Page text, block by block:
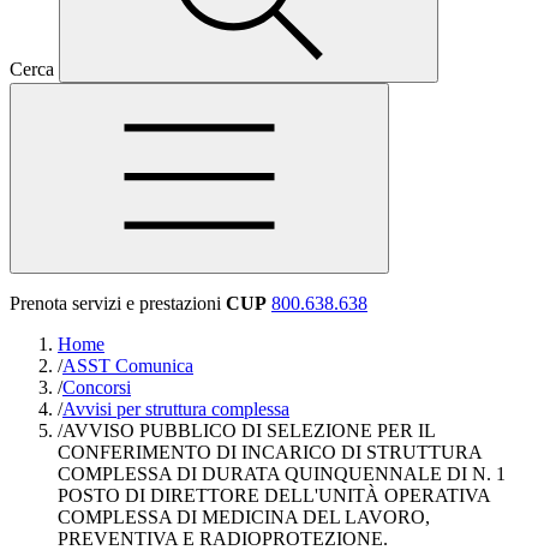
Cerca
Prenota servizi e prestazioni CUP 800.638.638
Home
/ASST Comunica
/Concorsi
/Avvisi per struttura complessa
/AVVISO PUBBLICO DI SELEZIONE PER IL
CONFERIMENTO DI INCARICO DI STRUTTURA
COMPLESSA DI DURATA QUINQUENNALE DI N. 1
POSTO DI DIRETTORE DELL'UNITÀ OPERATIVA
COMPLESSA DI MEDICINA DEL LAVORO,
PREVENTIVA E RADIOPROTEZIONE.